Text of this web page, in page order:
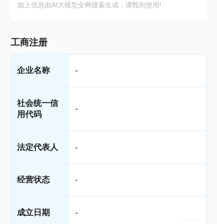
如上信息由AI大模型全网搜索生成，请甄别使用!
工商注册
企业名称 -
社会统一信
用代码
-
法定代表人 -
经营状态 -
成立日期 -